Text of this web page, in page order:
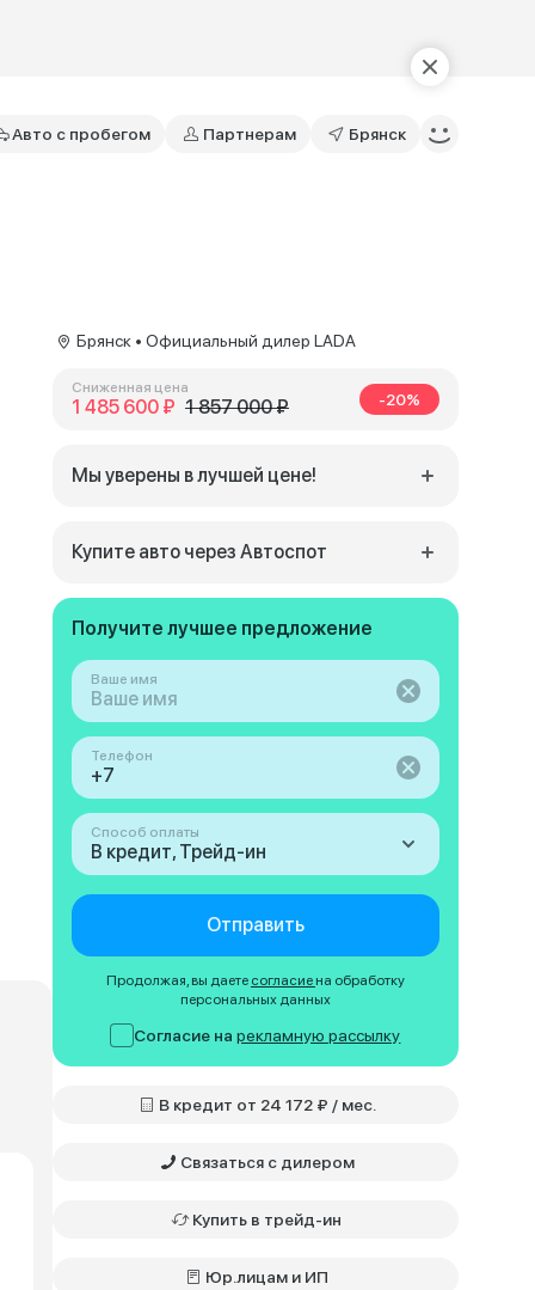
Авто с пробегом Партнерам Брянск
Брянск • Официальный дилер LADA
Сниженная цена
1 485 600 ₽ 1 857 000 ₽ -20%
Мы уверены в лучшей цене!
Купите авто через Автоспот
Получите лучшее предложение
Ваше имя
Телефон
Способ оплаты
В кредит, Трейд-ин
Отправить
Продолжая, вы даете согласие на обработку
персональных данных
Согласие нарекламную рассылку
В кредит от 24 172 ₽ / мес.
Связаться с дилером
Купить в трейд-ин
Юр.лицам и ИП